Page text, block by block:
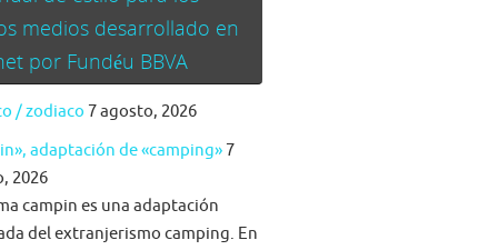
medios desarrollado en
por Fundéu BBVA
/ zodiaco 7 agosto, 2026
adaptación de «camping» 7
2026
campin es una adaptación
del extranjerismo camping. En